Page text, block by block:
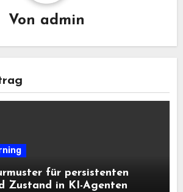
Von admin
für persistenten
Zustand in KI-Agenten